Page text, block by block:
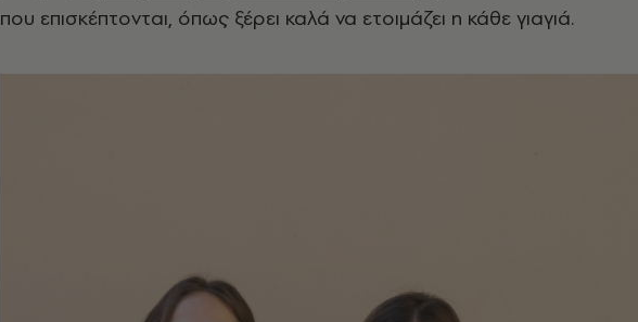
που επισκέπτονται, όπως ξέρει καλά να ετοιμάζει η κάθε γιαγιά.